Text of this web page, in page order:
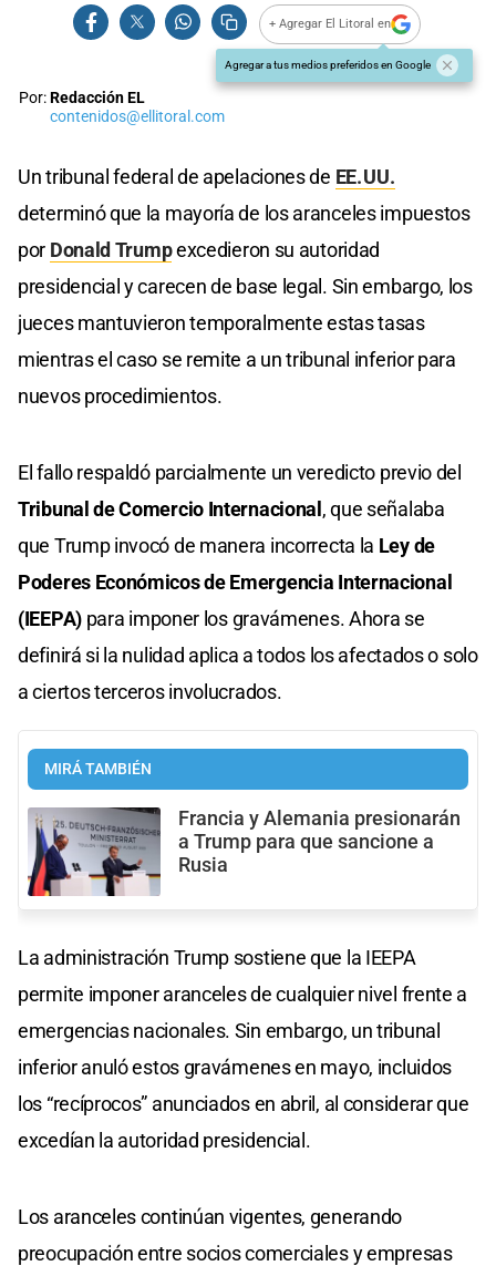
+ Agregar El Litoral en
Agregar a tus medios preferidos en Google
Por:Redacción EL
contenidos@ellitoral.com
Un tribunal federal de apelaciones de EE. UU.
determinó que la mayoría de los aranceles impuestos
por Donald Trumpexcedieron su autoridad
presidencial y carecen de base legal. Sin embargo, los
jueces mantuvieron temporalmente estas tasas
mientras el caso se remite a un tribunal inferior para
nuevos procedimientos.
El fallo respaldó parcialmente un veredicto previo del
Tribunal de Comercio Internacional, que señalaba
que Trump invocó de manera incorrecta la Ley de
Poderes Económicos de Emergencia Internacional
(IEEPA) para imponer los gravámenes. Ahora se
definirá si la nulidad aplica a todos los afectados o solo
a ciertos terceros involucrados.
MIRÁ TAMBIÉN
Francia y Alemania presionarán
a Trump para que sancione a
Rusia
La administración Trump sostiene que la IEEPA
permite imponer aranceles de cualquier nivel frente a
emergencias nacionales. Sin embargo, un tribunal
inferior anuló estos gravámenes en mayo, incluidos
los “recíprocos” anunciados en abril, al considerar que
excedían la autoridad presidencial.
Los aranceles continúan vigentes, generando
preocupación entre socios comerciales y empresas